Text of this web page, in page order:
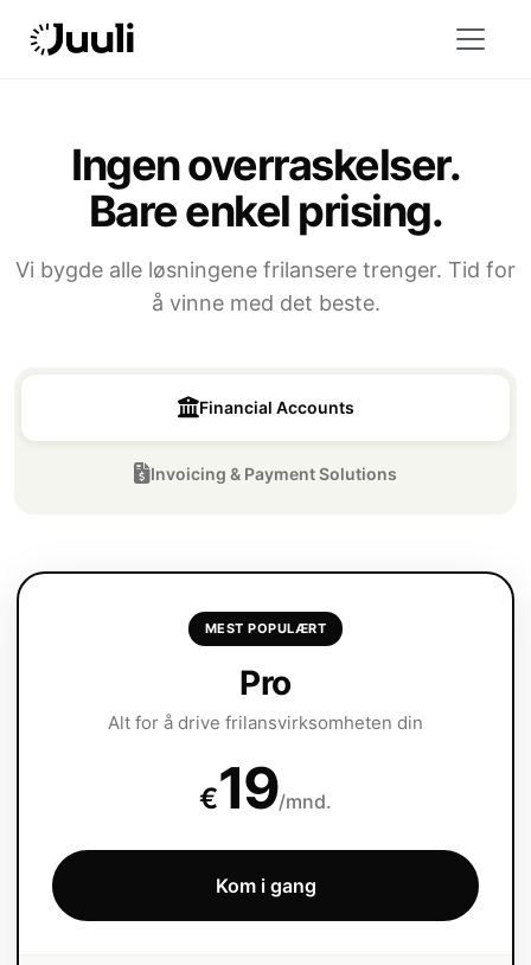
Ingen overraskelser.
Bare enkel prising.
Vi bygde alle løsningene frilansere trenger. Tid for
å vinne med det beste.
Financial Accounts
Invoicing & Payment Solutions
MEST POPULÆRT
Pro
Alt for å drive frilansvirksomheten din
€19/mnd.
Kom i gang